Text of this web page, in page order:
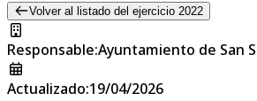
Volver al listado del ejercicio 2022
Responsable:Ayuntamiento de San
Actualizado:19/04/2026